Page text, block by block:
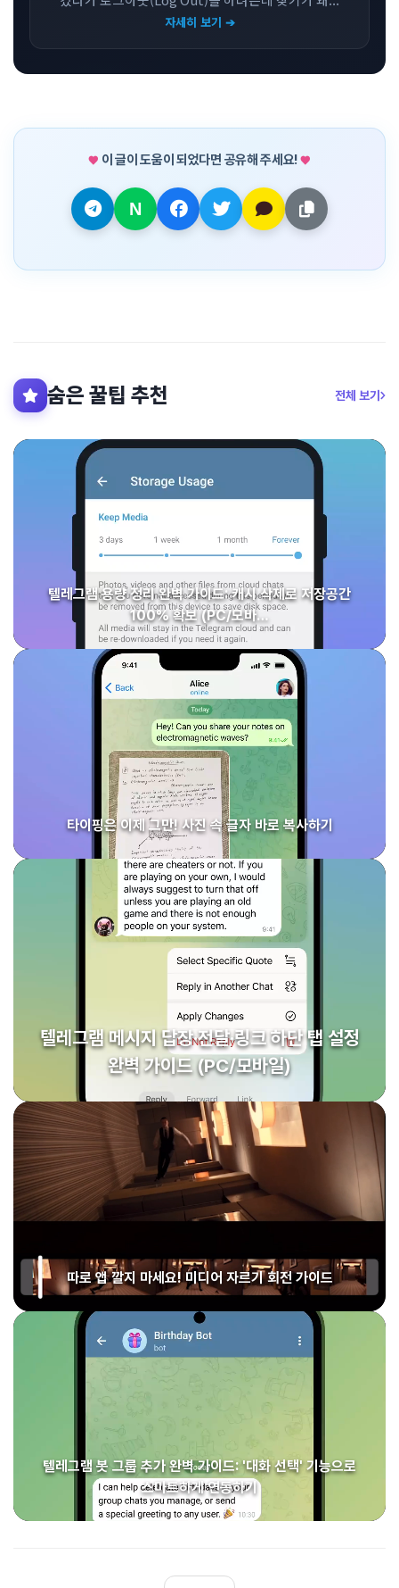
자세히 보기 ➔
이 글이 도움이 되었다면 공유해 주세요!
숨은 꿀팁 추천 전체 보기
텔레그램 용량 정리 완벽 가이드: 캐시 삭제로 저장공간
100% 확보 (PC/모바…
타이핑은 이제 그만! 사진 속 글자 바로 복사하기
텔레그램 메시지 답장·전달·링크 하단 탭 설정
완벽 가이드 (PC/모바일)
따로 앱 깔지 마세요! 미디어 자르기 회전 가이드
텔레그램 봇 그룹 추가 완벽 가이드: '대화 선택' 기능으로
스마트하게 연동하기